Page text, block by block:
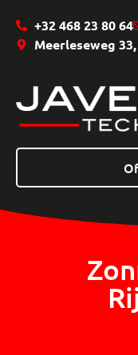
+32 468 23 80 64
Meerleseweg